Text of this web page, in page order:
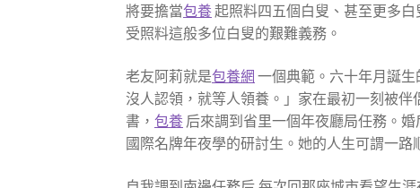
將要擔當包養起照料四五個白叟、甚至更多
受照料這般多位白叟的艱難義務。
老友阿莉就是包養網 一個典範。六十年月誕
沒人認領，就等人領養。」家在最初一刻被
書，包養 后來調到省里一個年夜廳局任務。
國際名牌年夜學的研討生。她的人生可謂一路